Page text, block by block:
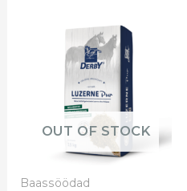
OUT OF STOCK
Baassöödad